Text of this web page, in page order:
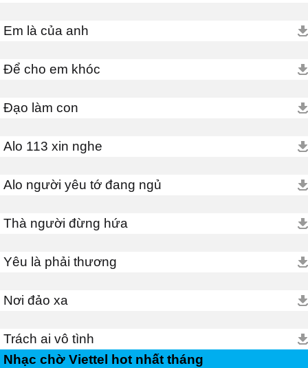
Em là của anh
Để cho em khóc
Đạo làm con
Alo 113 xin nghe
Alo người yêu tớ đang ngủ
Thà người đừng hứa
Yêu là phải thương
Nơi đảo xa
Trách ai vô tình
Nhạc chờ Viettel hot nhất tháng